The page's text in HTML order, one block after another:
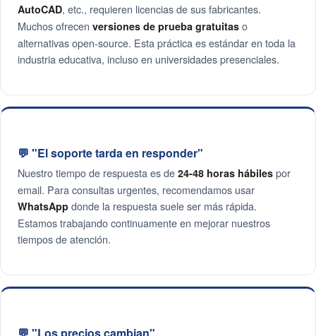
AutoCAD, etc., requieren licencias de sus fabricantes.
Muchos ofrecen versiones de prueba gratuitas o
alternativas open-source. Esta práctica es estándar en toda la
industria educativa, incluso en universidades presenciales.
💬 "El soporte tarda en responder"
Nuestro tiempo de respuesta es de 24-48 horas hábiles por
email. Para consultas urgentes, recomendamos usar
WhatsApp donde la respuesta suele ser más rápida.
Estamos trabajando continuamente en mejorar nuestros
tiempos de atención.